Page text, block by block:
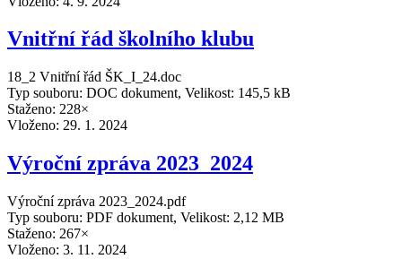
Vnitřní řád školního klubu
18_2 Vnitřní řád ŠK_I_24.doc
Typ souboru: DOC dokument, Velikost: 145,5 kB
Staženo: 228×
Vloženo: 29. 1. 2024
Výroční zpráva 2023_2024
Výroční zpráva 2023_2024.pdf
Typ souboru: PDF dokument, Velikost: 2,12 MB
Staženo: 267×
Vloženo: 3. 11. 2024